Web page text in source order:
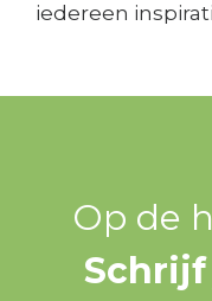
iedereen
Op de